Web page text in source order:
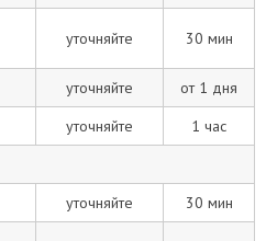
уточняйте 30 мин
уточняйте
от 1 дня
уточняйте 1 час
уточняйте
30 мин